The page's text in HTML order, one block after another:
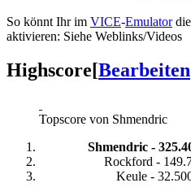
So könnt Ihr im VICE-Emulatordie
aktivieren: Siehe Weblinks/Videos
Highscore[Bearbeiten
Topscore von Shmendric
Shmendric -
Rockford -
Keule -